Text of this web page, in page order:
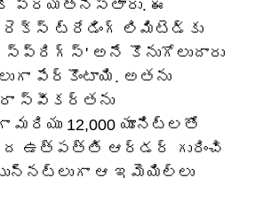
ప్రయత్నిస్తారు. ఈ
ట్రేడింగ్ లిమిటెడ్‌కు
అనే కొనుగోలుదారు
పేర్కొంటాయి. అతను
స్వీకర్తను
మరియు 12,000 యూనిట్లతో
ఉత్పత్తి ఆర్డర్ గురించి
ఆ ఇమెయిల్‌లు